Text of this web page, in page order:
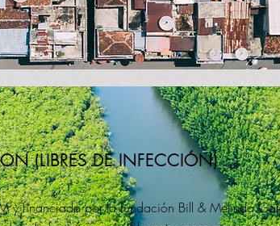
(LIBRES DE INFECCIÓN)
y financiado por la fundación Bill & Melinda